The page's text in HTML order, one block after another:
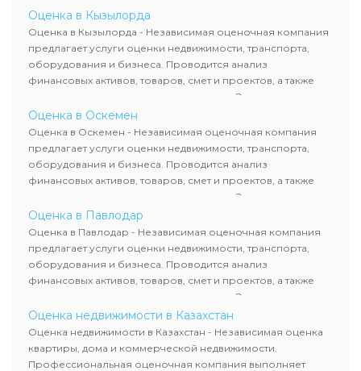
определяют рыночную стоимость имущества и
рассчитывают ущерб. Все отчеты соответствуют
требованиям законодательства и используются для
сделок, кредитования и судебных процессов.
Оценка в Кызылорда
Оценка в Кызылорда - Независимая оценочная компания
предлагает услуги оценки недвижимости, транспорта,
оборудования и бизнеса. Проводится анализ
финансовых активов, товаров, смет и проектов, а также
оценка животных и недропользования. Эксперты
определяют рыночную стоимость имущества и
рассчитывают ущерб. Все отчеты соответствуют
требованиям законодательства и используются для
сделок, кредитования и судебных процессов.
Оценка в Оскемен
Оценка в Оскемен - Независимая оценочная компания
предлагает услуги оценки недвижимости, транспорта,
оборудования и бизнеса. Проводится анализ
финансовых активов, товаров, смет и проектов, а также
оценка животных и недропользования. Эксперты
определяют рыночную стоимость имущества и
рассчитывают ущерб. Все отчеты соответствуют
требованиям законодательства и используются для
сделок, кредитования и судебных процессов.
Оценка в Павлодар
Оценка в Павлодар - Независимая оценочная компания
предлагает услуги оценки недвижимости, транспорта,
оборудования и бизнеса. Проводится анализ
финансовых активов, товаров, смет и проектов, а также
оценка животных и недропользования. Эксперты
определяют рыночную стоимость имущества и
рассчитывают ущерб. Все отчеты соответствуют
требованиям законодательства и используются для
сделок, кредитования и судебных процессов.
Оценка недвижимости в Казахстан
Оценка недвижимости в Казахстан - Независимая оценка
квартиры, дома и коммерческой недвижимости.
Профессиональная оценочная компания выполняет